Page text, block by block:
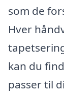
som de
Hver
kan du
passer til